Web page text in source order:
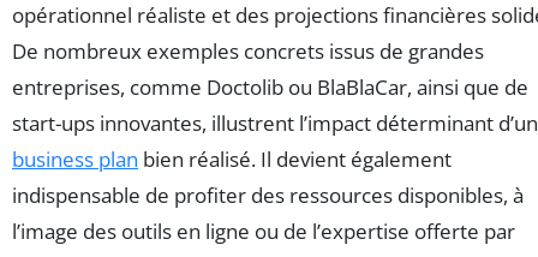
opérationnel réaliste et des projections financières
De nombreux exemples concrets issus de grandes
entreprises, comme Doctolib ou BlaBlaCar, ainsi que de
start-ups innovantes, illustrent l’impact déterminant d’un
business plan bien réalisé. Il devient également
indispensable de profiter des ressources disponibles, à
l’image des outils en ligne ou de l’expertise offerte par